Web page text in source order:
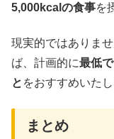
5,000kcalの食事を
現実的ではありま
ば、計画的に最低
と をおすすめいたし
まとめ